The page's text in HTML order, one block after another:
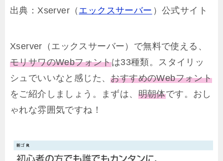
出典：Xserver（ エックスサーバー ）公式サイト
Xserver（エックスサーバー）で無料で使える、
モリサワのWebフォントは33種類。スタイリッ
シュでいいなと感じた、おすすめのWebフォント
をご紹介しましょう。まずは、 明朝体です。おし
ゃれな雰囲気ですね！